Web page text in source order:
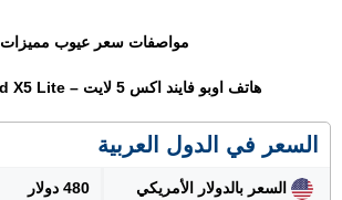
مواصفات سعر عيوب مميزات
هاتف اوبو فايند اكس 5 لايت – Oppo Find X5 Lite
السعر في الدول العربية
السعر بالدولار الأمريكي 480 دولار